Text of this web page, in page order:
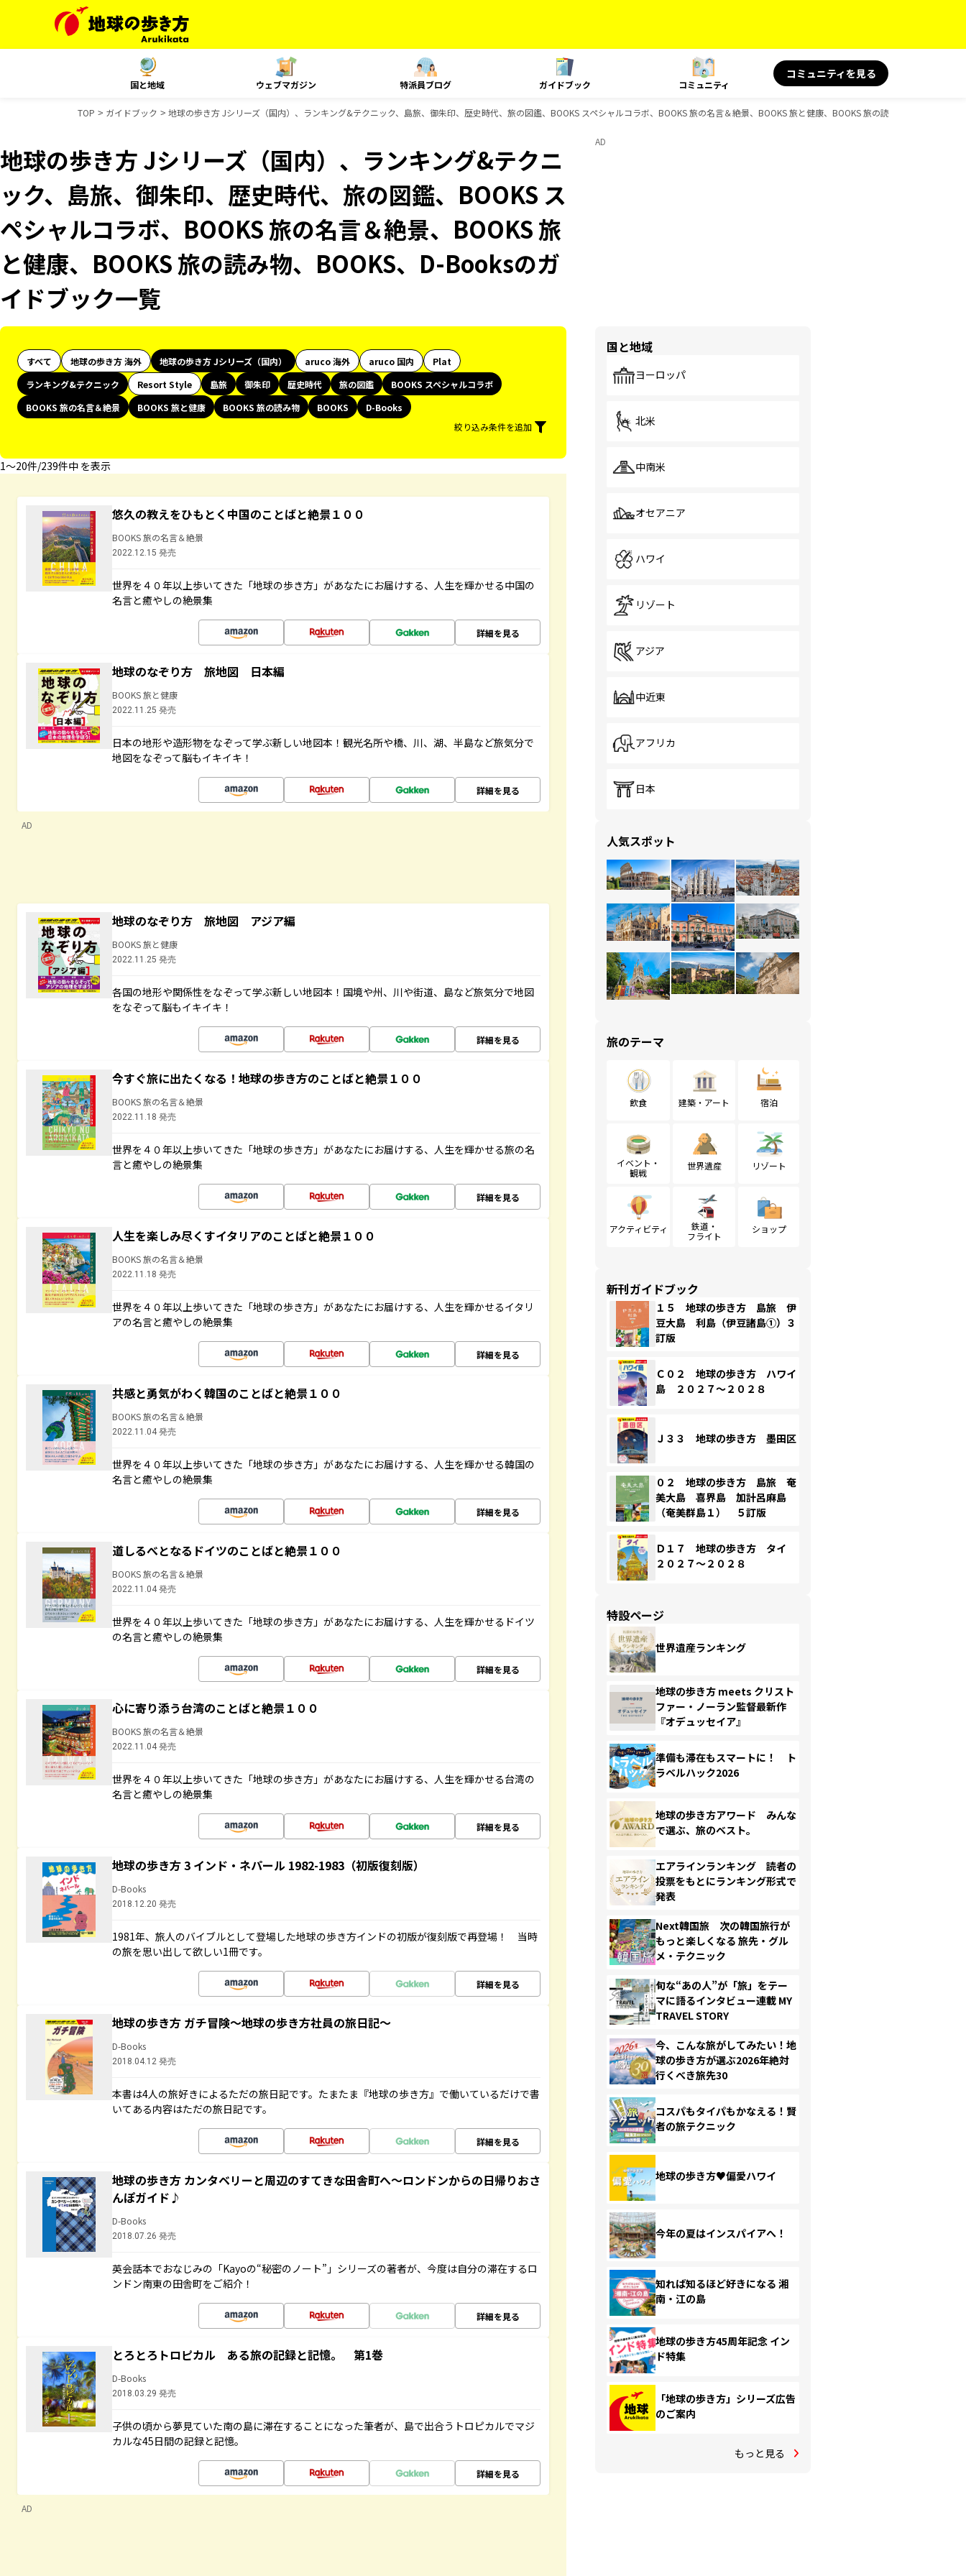
国と地域 ウェブマガジン 特派員ブログ ガイドブック コミュニティ
コミュニティを見る
TOP ガイドブック 地球の歩き方 Jシリーズ（国内）、ランキング&テクニック、島旅、御朱印、歴史時代、旅の図鑑、BOOKS スペシャルコラボ、BOOKS 旅の名言＆絶景、BOOKS 旅と健康、BOOKS 旅の読み物、BOOKS、
地球の歩き方 Jシリーズ（国内）、ランキング&テクニ
ック、島旅、御朱印、歴史時代、旅の図鑑、BOOKS ス
ペシャルコラボ、BOOKS 旅の名言＆絶景、BOOKS 旅
と健康、BOOKS 旅の読み物、BOOKS、D-Booksのガ
イドブック一覧
すべて 地球の歩き方 海外 地球の歩き方 Jシリーズ（国内） aruco 海外 aruco 国内
Plat
ランキング&テクニック
Resort Style 島旅 御朱印 歴史時代 旅の図鑑
BOOKS スペシャルコラボ
BOOKS 旅の名言＆絶景
BOOKS 旅と健康 BOOKS 旅の読み物 BOOKS
D-Books
絞り込み条件を追加
1〜20件/239件中 を表示
悠久の教えをひもとく中国のことばと絶景１００
BOOKS 旅の名言＆絶景
2022.12.15 発売
世界を４０年以上歩いてきた「地球の歩き方」があなたにお届けする、人生を輝かせる中国の
名言と癒やしの絶景集
詳細を見る
地球のなぞり方 旅地図 日本編
BOOKS 旅と健康
2022.11.25 発売
日本の地形や造形物をなぞって学ぶ新しい地図本！観光名所や橋、川、湖、半島など旅気分で
地図をなぞって脳もイキイキ！
詳細を見る
AD
地球のなぞり方 旅地図 アジア編
BOOKS 旅と健康
2022.11.25 発売
各国の地形や関係性をなぞって学ぶ新しい地図本！国境や州、川や街道、島など旅気分で地図
をなぞって脳もイキイキ！
詳細を見る
今すぐ旅に出たくなる！地球の歩き方のことばと絶景１００
BOOKS 旅の名言＆絶景
2022.11.18 発売
世界を４０年以上歩いてきた「地球の歩き方」があなたにお届けする、人生を輝かせる旅の名
言と癒やしの絶景集
詳細を見る
人生を楽しみ尽くすイタリアのことばと絶景１００
BOOKS 旅の名言＆絶景
2022.11.18 発売
世界を４０年以上歩いてきた「地球の歩き方」があなたにお届けする、人生を輝かせるイタリ
アの名言と癒やしの絶景集
詳細を見る
共感と勇気がわく韓国のことばと絶景１００
BOOKS 旅の名言＆絶景
2022.11.04 発売
世界を４０年以上歩いてきた「地球の歩き方」があなたにお届けする、人生を輝かせる韓国の
名言と癒やしの絶景集
詳細を見る
道しるべとなるドイツのことばと絶景１００
BOOKS 旅の名言＆絶景
2022.11.04 発売
世界を４０年以上歩いてきた「地球の歩き方」があなたにお届けする、人生を輝かせるドイツ
の名言と癒やしの絶景集
詳細を見る
心に寄り添う台湾のことばと絶景１００
BOOKS 旅の名言＆絶景
2022.11.04 発売
世界を４０年以上歩いてきた「地球の歩き方」があなたにお届けする、人生を輝かせる台湾の
名言と癒やしの絶景集
詳細を見る
地球の歩き方 3 インド・ネパール 1982-1983（初版復刻版）
D-Books
2018.12.20 発売
1981年、旅人のバイブルとして登場した地球の歩き方インドの初版が復刻版で再登場！ 当時
の旅を思い出して欲しい1冊です。
詳細を見る
地球の歩き方 ガチ冒険～地球の歩き方社員の旅日記～
D-Books
2018.04.12 発売
本書は4人の旅好きによるただの旅日記です。たまたま『地球の歩き方』で働いているだけで書
いてある内容はただの旅日記です。
詳細を見る
地球の歩き方 カンタベリーと周辺のすてきな田舎町へ～ロンドンからの日帰りおさ
んぽガイド♪
D-Books
2018.07.26 発売
英会話本でおなじみの「Kayoの“秘密のノート”」シリーズの著者が、今度は自分の滞在するロ
ンドン南東の田舎町をご紹介！
詳細を見る
とろとろトロピカル ある旅の記録と記憶。 第1巻
D-Books
2018.03.29 発売
子供の頃から夢見ていた南の島に滞在することになった筆者が、島で出合うトロピカルでマジ
カルな45日間の記録と記憶。
詳細を見る
AD
AD
国と地域
ヨーロッパ
北米
中南米
オセアニア
ハワイ
リゾート
アジア
中近東
アフリカ
日本
人気スポット
旅のテーマ
飲食 建築・アート 宿泊
イベント・
観戦
世界遺産 リゾート
アクティビティ
鉄道・
フライト
ショップ
新刊ガイドブック
１５ 地球の歩き方 島旅 伊
豆大島 利島（伊豆諸島①）３
訂版
Ｃ０２ 地球の歩き方 ハワイ
島 ２０２７～２０２８
Ｊ３３ 地球の歩き方 墨田区
０２ 地球の歩き方 島旅 奄
美大島 喜界島 加計呂麻島
（奄美群島１） ５訂版
Ｄ１７ 地球の歩き方 タイ
２０２７～２０２８
特設ページ
世界遺産ランキング
地球の歩き方 meets クリスト
ファー・ノーラン監督最新作
『オデュッセイア』
準備も滞在もスマートに！ ト
ラベルハック2026
地球の歩き方アワード みんな
で選ぶ、旅のベスト。
エアラインランキング 読者の
投票をもとにランキング形式で
発表
Next韓国旅 次の韓国旅行が
もっと楽しくなる 旅先・グル
メ・テクニック
旬な“あの人”が「旅」をテー
マに語るインタビュー連載 MY
TRAVEL STORY
今、こんな旅がしてみたい！地
球の歩き方が選ぶ2026年絶対
行くべき旅先30
コスパもタイパもかなえる！賢
者の旅テクニック
地球の歩き方♥偏愛ハワイ
今年の夏はインスパイアへ！
知れば知るほど好きになる 湘
南・江の島
地球の歩き方45周年記念 イン
ド特集
「地球の歩き方」シリーズ広告
のご案内
もっと見る